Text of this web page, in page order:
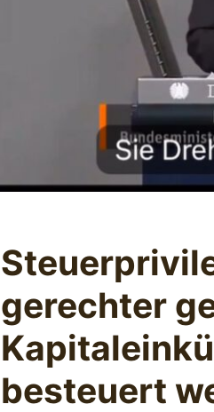
gerechter
besteuert